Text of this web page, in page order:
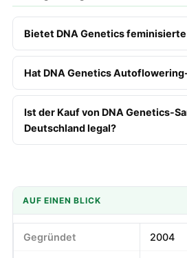
Bietet DNA Genetics feminisierte
Hat DNA Genetics
Ist der Kauf von DNA Genetics-
Deutschland legal?
AUF EINEN BLICK
Gegründet 2004